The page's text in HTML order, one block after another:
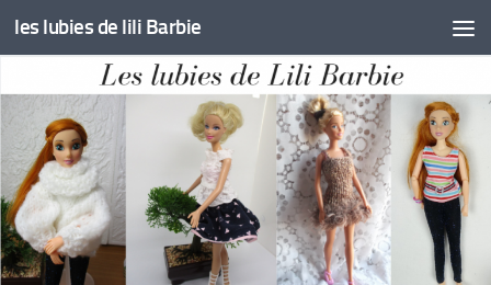
Skip to content
les lubies de lili Barbie